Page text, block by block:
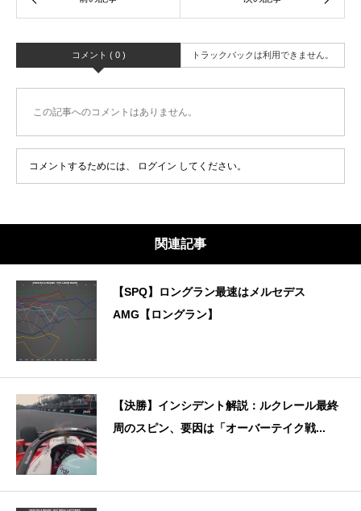
コメント ( 0 ) トラックバックは利用できません。
この記事へのコメントはありません。
コメントするためには、 ログイン してください。
関連記事
【SPQ】ロングラン最速はメルセデス
AMG【ロングラン】
【決勝】インシデント解説：ルクレール最終
周のスピン、要因は「オーバーテイク戦...